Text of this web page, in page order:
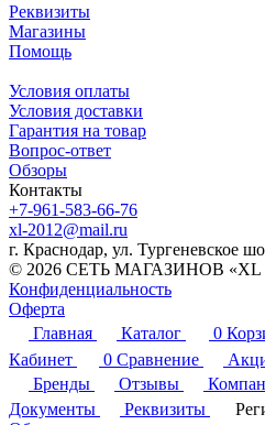
Реквизиты
Магазины
Помощь
Условия оплаты
Условия доставки
Гарантия на товар
Вопрос-ответ
Обзоры
Контакты
+7-961-583-66-76
xl-2012@mail.ru
г. Краснодар, ул. Тургеневское
© 2026 СЕТЬ МАГАЗИНОВ «XL
Конфиденциальность
Оферта
Главная
Каталог 0
Кабинет
0 Сравнение
Бренды
Отзывы
Документы
Реквизиты